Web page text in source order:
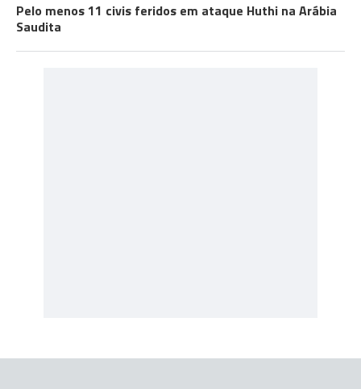
Pelo menos 11 civis feridos em ataque Huthi na Arábia
Saudita